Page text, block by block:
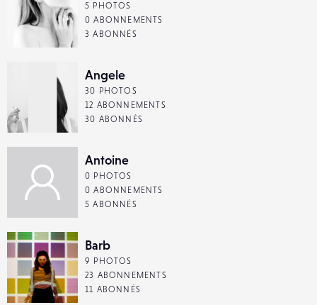
5 PHOTOS
0 ABONNEMENTS
3 ABONNÉS
Angele
30 PHOTOS
12 ABONNEMENTS
30 ABONNÉS
Antoine
0 PHOTOS
0 ABONNEMENTS
5 ABONNÉS
Barb
9 PHOTOS
23 ABONNEMENTS
11 ABONNÉS